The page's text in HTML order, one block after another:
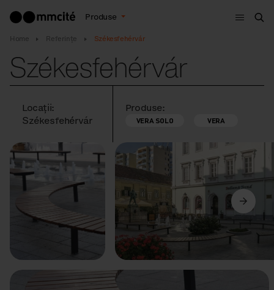
Produse
Meniu
Home Referințe Székesfehérvár
Székesfehérvár
Locații:
Székesfehérvár
Produse:
VERA SOLO VERA
Anterior Următorul